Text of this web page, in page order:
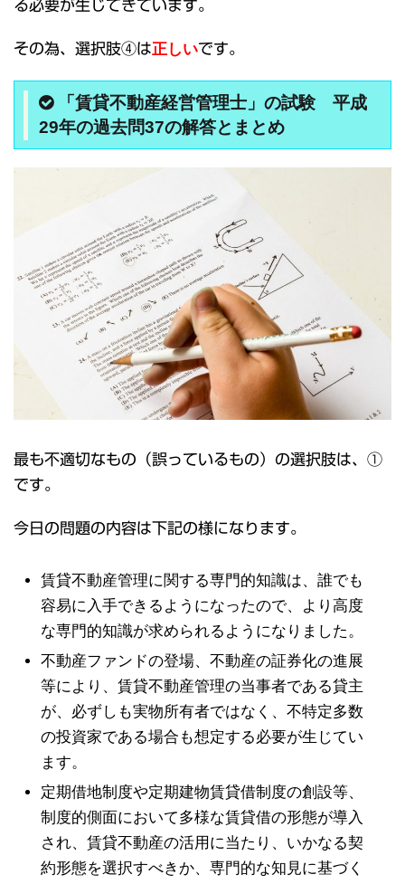
る必要が生じてきています。
その為、選択肢④は正しいです。
「賃貸不動産経営管理士」の試験 平成
29年の過去問37の解答とまとめ
最も不適切なもの（誤っているもの）の選択肢は、①
です。
今日の問題の内容は下記の様になります。
賃貸不動産管理に関する専門的知識は、誰でも
容易に入手できるようになったので、より高度
な専門的知識が求められるようになりました。
不動産ファンドの登場、不動産の証券化の進展
等により、賃貸不動産管理の当事者である貸主
が、必ずしも実物所有者ではなく、不特定多数
の投資家である場合も想定する必要が生じてい
ます。
定期借地制度や定期建物賃貸借制度の創設等、
制度的側面において多様な賃貸借の形態が導入
され、賃貸不動産の活用に当たり、いかなる契
約形態を選択すべきか、専門的な知見に基づく